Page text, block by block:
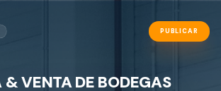
PUBLICAR
& VENTA DE BODEGAS